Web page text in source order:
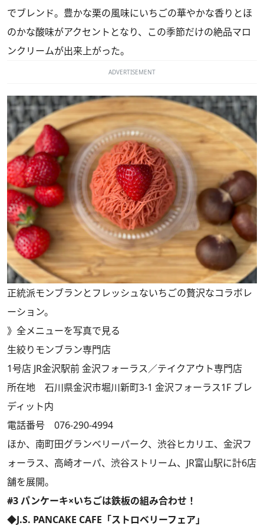
でブレンド。豊かな栗の風味にいちごの華やかな香りとほ
のかな酸味がアクセントとなり、この季節だけの絶品マロ
ンクリームが出来上がった。
ADVERTISEMENT
正統派モンブランとフレッシュないちごの贅沢なコラボレ
ーション。
》 全メニューを写真で見る
生絞りモンブラン専門店
1号店 JR金沢駅前 金沢フォーラス／テイクアウト専門店
所在地 石川県金沢市堀川新町3-1 金沢フォーラス1F ブレ
ディット内
電話番号 076-290-4994
ほか、南町田グランベリーパーク、渋谷ヒカリエ、金沢フ
ォーラス、高崎オーパ、渋谷ストリーム、JR富山駅に計6店
舗を展開。
#3 パンケーキ×いちごは鉄板の組み合わせ！
◆J.S. PANCAKE CAFE「ストロベリーフェア」